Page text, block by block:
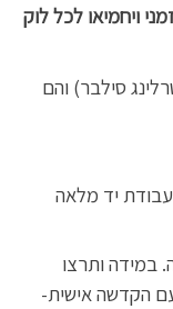
ויחמיאו לכל לוק
מכסף אמיתי 925 (סטרלינג סילבר) והם
יד מלאה
במידה ותרצו
הקדשה אישית-